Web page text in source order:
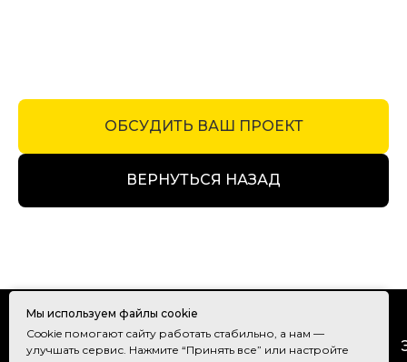
ОБСУДИТЬ ВАШ ПРОЕКТ
ВЕРНУТЬСЯ НАЗАД
Мы используем файлы cookie
Cookie помогают сайту работать стабильно, а нам —
улучшать сервис. Нажмите “Принять все” или настройте
УПАКОВКА
ГЛАВНАЯ